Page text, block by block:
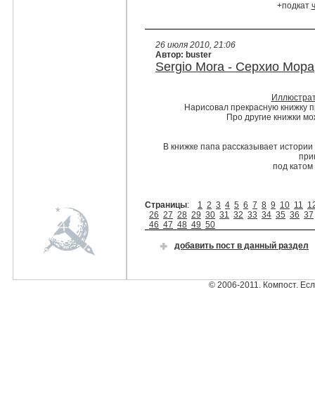
+подкат
26 июля 2010, 21:06
Автор: buster
Sergio Mora - Серхио Мора
Нарисовал прекрасную книжку
Про другие книжки
В книжке папа рассказывает
под катом
Страницы: 1 2 3 4 5 6 7 8 9 10 11
26 27 28 29 30 31 32 33 34 35 36 37
46 47 48 49 50
добавить пост в данный раздел
© 2006-2011. Компост.